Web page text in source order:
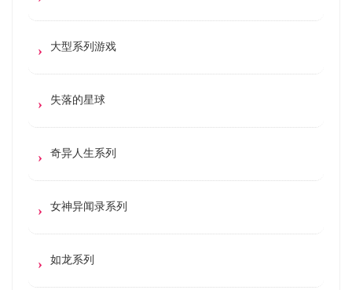
大型系列游戏
失落的星球
奇异人生系列
女神异闻录系列
如龙系列